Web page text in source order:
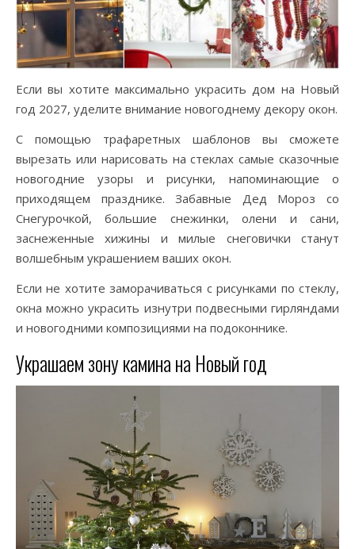
Если вы хотите максимально украсить дом на Новый
год 2027, уделите внимание новогоднему декору окон.
С помощью трафаретных шаблонов вы сможете
вырезать или нарисовать на стеклах самые сказочные
новогодние узоры и рисунки, напоминающие о
приходящем празднике. Забавные Дед Мороз со
Снегурочкой, большие снежинки, олени и сани,
заснеженные хижины и милые снеговички станут
волшебным украшением ваших окон.
Если не хотите заморачиваться с рисунками по стеклу,
окна можно украсить изнутри подвесными гирляндами
и новогодними композициями на подоконнике.
Украшаем зону камина на Новый год